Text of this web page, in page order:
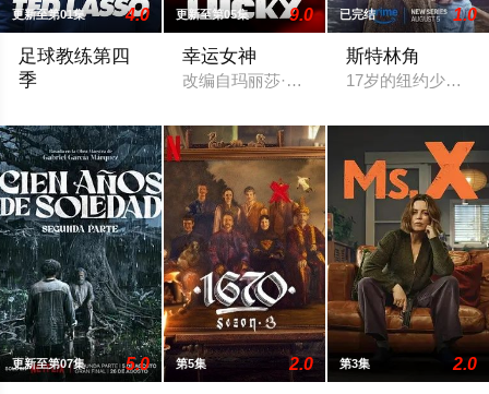
更新至第01集 4.0
足球教练第四
季
更新至第05集 9.0
幸运女神
改编自玛丽莎·斯塔普利的同名畅销小说
已完结 1.0
斯特林角
17岁的纽约少女
更新至第07集 5.0 第5集 2.0 第3集 2.0